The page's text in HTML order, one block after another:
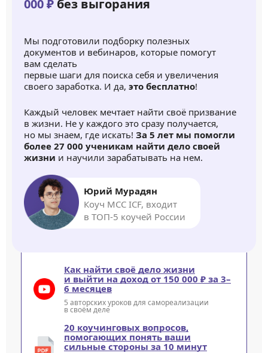
000 ₽ без выгорания
Мы подготовили подборку полезных
документов и вебинаров, которые помогут
вам сделать
первые шаги для поиска себя и увеличения
своего заработка. И да, это бесплатно!
Каждый человек мечтает найти своё призвание
в жизни. Не у каждого это сразу получается,
но мы знаем, где искать! За 5 лет мы помогли
более 27 000 ученикам найти дело своей
жизни и научили зарабатывать на нем.
Юрий Мурадян
Коуч MCC ICF, входит
в ТОП-5 коучей России
Как найти своё дело жизни
и выйти на доход от 150 000 ₽ за 3–
6 месяцев
5 авторских уроков для самореализации
в своём деле
20 коучинговых вопросов,
помогающих понять ваши
сильные стороны за 10 минут